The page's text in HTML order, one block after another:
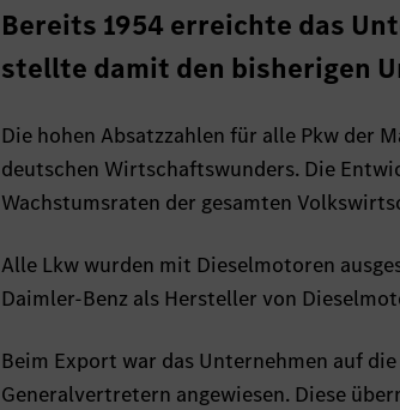
Bereits 1954 erreichte das
stellte damit den bisherigen
Die hohen Absatzzahlen für alle Pkw der
deutschen Wirtschaftswunders. Die
Wachstumsraten der gesamten
Alle Lkw wurden mit Dieselmotoren
Daimler-Benz als Hersteller von
Beim Export war das Unternehmen auf
Generalvertretern angewiesen. Diese